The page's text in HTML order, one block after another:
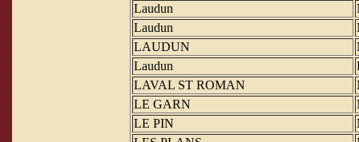
Laudun
Laudun
LAUDUN
Laudun
LAVAL ST ROMAN
LE GARN
LE PIN